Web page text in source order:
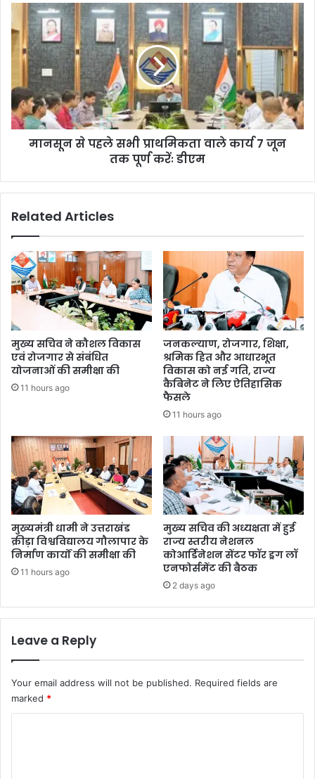
मानसून से पहले सभी प्राथमिकता वाले कार्य 7 जून
तक पूर्ण करेंः डीएम
Related Articles
मुख्य सचिव ने कौशल विकास
एवं रोजगार से संबंधित
योजनाओं की समीक्षा की
11 hours ago
जनकल्याण, रोजगार, शिक्षा,
श्रमिक हित और आधारभूत
विकास को नई गति, राज्य
कैबिनेट ने लिए ऐतिहासिक
फैसले
11 hours ago
मुख्यमंत्री धामी ने उत्तराखंड
क्रीड़ा विश्वविद्यालय गौलापार के
निर्माण कार्यों की समीक्षा की
11 hours ago
मुख्य सचिव की अध्यक्षता में हुई
राज्य स्तरीय नेशनल
कोआर्डिनेशन सेंटर फॉर ड्रग लॉ
एनफोर्समेंट की बैठक
2 days ago
Leave a Reply
Your email address will not be published. Required fields are
marked *